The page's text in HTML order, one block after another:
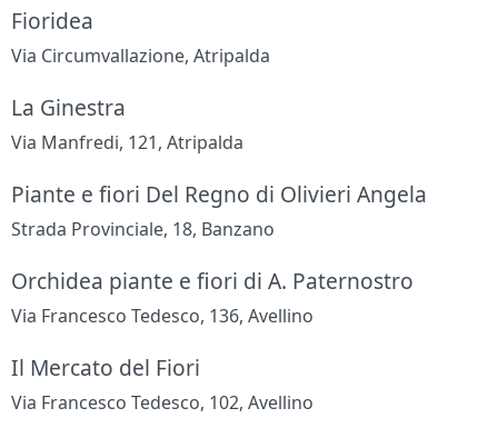
Fioridea
Via Circumvallazione, Atripalda
La Ginestra
Via Manfredi, 121, Atripalda
Piante e fiori Del Regno di Olivieri Angela
Strada Provinciale, 18, Banzano
Orchidea piante e fiori di A. Paternostro
Via Francesco Tedesco, 136, Avellino
Il Mercato del Fiori
Via Francesco Tedesco, 102, Avellino